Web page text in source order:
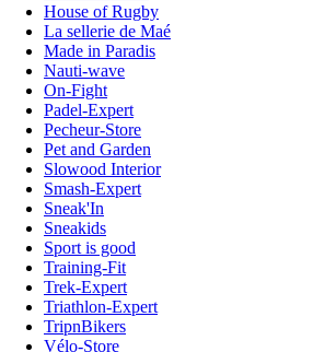
House of Rugby
La sellerie de Maé
Made in Paradis
Nauti-wave
On-Fight
Padel-Expert
Pecheur-Store
Pet and Garden
Slowood Interior
Smash-Expert
Sneak'In
Sneakids
Sport is good
Training-Fit
Trek-Expert
Triathlon-Expert
TripnBikers
Vélo-Store